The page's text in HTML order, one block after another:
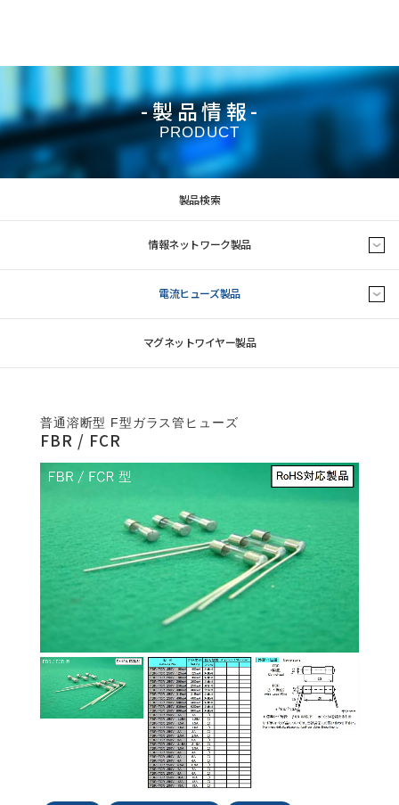
-製品情報-
PRODUCT
製品検索
情報ネットワーク製品
電流ヒューズ製品
マグネットワイヤー製品
普通溶断型 F型ガラス管ヒューズ
FBR / FCR